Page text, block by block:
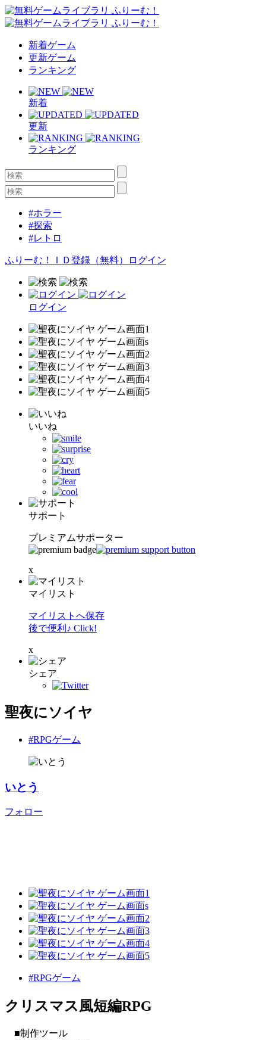
新着ゲーム
更新ゲーム
ランキング
新着
更新
ランキング
#ホラー
#探索
#レトロ
ふりーむ！ＩＤ登録（無料） ログイン
ログイン
いいね
サポート
プレミアムサポーター
x
マイリスト
マイリストへ保存
後で便利♪ Click!
x
シェア
聖夜にソイヤ
#RPGゲーム
いとう
フォロー
#RPGゲーム
クリスマス風短編RPG
■制作ツール